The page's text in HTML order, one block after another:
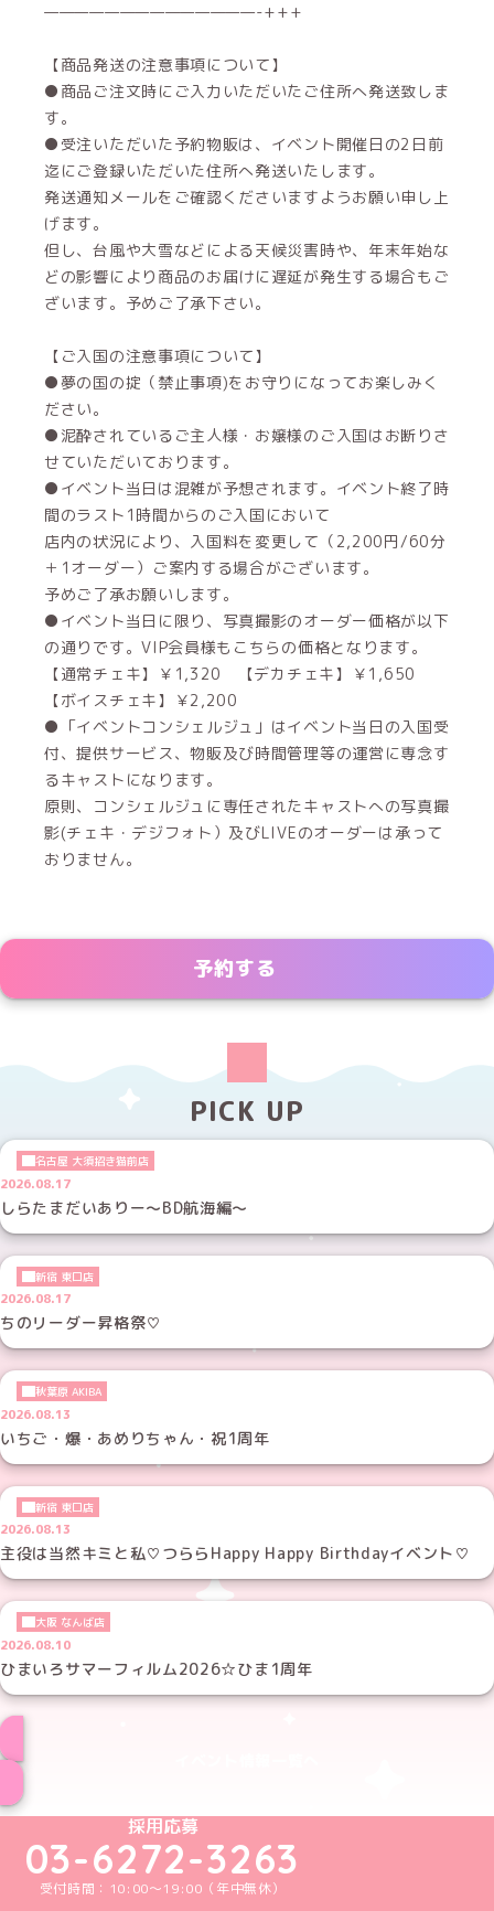
——————————————-+++
【商品発送の注意事項について】
●商品ご注文時にご入力いただいたご住所へ発送致しま
す。
●受注いただいた予約物販は、イベント開催日の2日前
迄にご登録いただいた住所へ発送いたします。
発送通知メールをご確認くださいますようお願い申し上
げます。
但し、台風や大雪などによる天候災害時や、年末年始な
どの影響により商品のお届けに遅延が発生する場合もご
ざいます。予めご了承下さい。
【ご入国の注意事項について】
●夢の国の掟（禁止事項)をお守りになってお楽しみく
ださい。
●泥酔されているご主人様・お嬢様のご入国はお断りさ
せていただいております。
●イベント当日は混雑が予想されます。イベント終了時
間のラスト1時間からのご入国において
店内の状況により、入国料を変更して（2,200円/60分
＋1オーダー）ご案内する場合がございます。
予めご了承お願いします。
●イベント当日に限り、写真撮影のオーダー価格が以下
の通りです。VIP会員様もこちらの価格となります。
【通常チェキ】￥1,320 【デカチェキ】￥1,650
【ボイスチェキ】￥2,200
●「イベントコンシェルジュ」はイベント当日の入国受
付、提供サービス、物販及び時間管理等の運営に専念す
るキャストになります。
原則、コンシェルジュに専任されたキャストへの写真撮
影(チェキ・デジフォト）及びLIVEのオーダーは承って
おりません。
予約する
PICK UP
名古屋 大須招き猫前店
2026.08.17
しらたまだいありー～BD航海編～
新宿 東口店
2026.08.17
ちのリーダー昇格祭♡
秋葉原 AKIBA
2026.08.13
いちご・爆・あめりちゃん・祝1周年
新宿 東口店
2026.08.13
主役は当然キミと私♡つららHappy Happy Birthdayイベント♡
大阪 なんば店
2026.08.10
ひまいろサマーフィルム2026☆ひま1周年
めいどりーみんTikTok公式アカウント
めいどりーみんX公式アカウント
めいどりーみんInstagram公式アカウント
めいどりーみんFacebook公式アカウン
めいどりーみんYouTube公式アカ
採用応募
03-6272-3263
受付時間：10:00～19:00（年中無休）